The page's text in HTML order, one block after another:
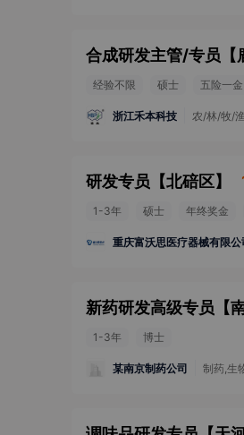
合成研发主管/专员 【
经验不限 硕士 五险一金
浙江禾本科技 农/林/牧/
研发专员 【北碚区】
1-3年 硕士 年终奖金
重庆富沃思医疗器械有限公
新药研发高级专员 【
1-3年 博士
某南京制药公司 制药,生